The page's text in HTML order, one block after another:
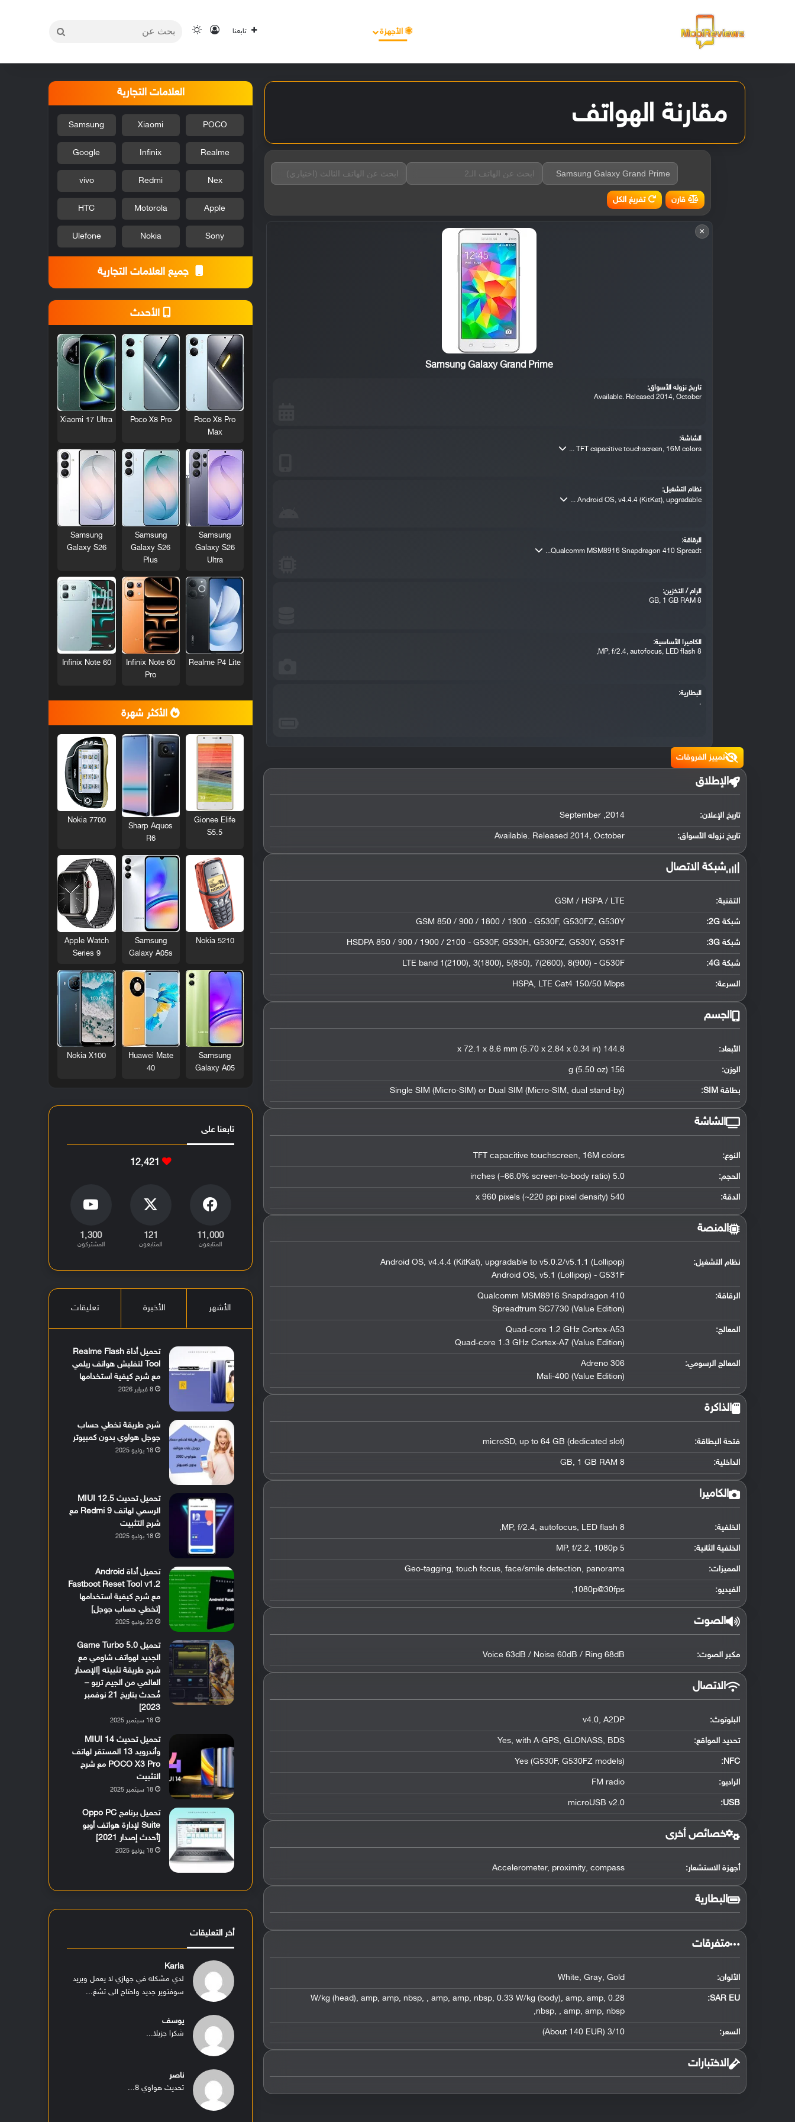
الأجهزة تابعنا تسجيل الدخول
الوضع المظلم
مقارنة الهواتف
قارن تفريغ الكل
×
Samsung Galaxy Grand Prime
تاريخ نزوله الأسواق:
Available. Released 2014, October
الشاشة:
TFT capacitive touchscreen, 16M colors ...
نظام التشغيل:
Android OS, v4.4.4 (KitKat), upgradable ...
الرقاقة:
Qualcomm MSM8916 Snapdragon 410 Spreadt...
الرام / التخزين:
8 GB, 1 GB RAM
الكاميرا الأساسية:
8 MP, f/2.4, autofocus, LED flash,
البطارية:
،
تمييز الفروقات
الإطلاق
تاريخ الإعلان: 2014
,
September
تاريخ نزوله الأسواق: Available. Released 2014, October
شبكة الاتصال
التقنية: GSM / HSPA / LTE
شبكة 2G: GSM 850 / 900 / 1800 / 1900 - G530F, G530FZ, G530Y
شبكة 3G :
HSDPA 850 / 900 / 1900 / 2100 - G530F, G530H, G530FZ, G530Y, G531F
شبكة 4G :
LTE band 1(2100), 3(1800), 5(850), 7(2600), 8(900) - G530F
السرعة: HSPA, LTE Cat4 150/50 Mbps
الجسم
الأبعاد: 144.8 x 72.1 x 8.6 mm (5.70 x 2.84 x 0.34 in)
الوزن: 156 g (5.50 oz)
بطاقة SIM: Single SIM (Micro-SIM) or Dual SIM (Micro-SIM, dual stand-by)
الشاشة
النوع: TFT capacitive touchscreen, 16M colors
الحجم: 5.0 inches (~66.0% screen-to-body ratio)
الدقة: 540 x 960 pixels (~220 ppi pixel density)
المنصة
نظام التشغيل:
Android OS, v4.4.4 (KitKat), upgradable to v5.0.2/v5.1.1 (Lollipop)
Android OS, v5.1 (Lollipop) - G531F
الرقاقة:
Qualcomm MSM8916 Snapdragon 410
Spreadtrum SC7730 (Value Edition)
المعالج:
Quad-core 1.2 GHz Cortex-A53
Quad-core 1.3 GHz Cortex-A7 (Value Edition)
المعالج الرسومي:
Adreno 306
Mali-400 (Value Edition)
الذاكرة
فتحة البطاقة: microSD, up to 64 GB (dedicated slot)
الداخلية: 8 GB
, 1 GB RAM
الكاميرا
الخلفية: 8 MP
, f/2.4, autofocus, LED flash
,
الخلفية الثانية: 5 MP
, f/2.2, 1080p
المميزات: Geo-tagging, touch focus, face/smile detection, panorama
الفيديو: 1080p@30fps
,
الصوت
مكبر الصوت: Voice 63dB / Noise 60dB / Ring 68dB
الاتصال
البلوتوث:
v4.0, A2DP
تحديد المواقع:
Yes, with A-GPS, GLONASS, BDS
NFC
:
Yes (G530F, G530FZ models)
الراديو: FM radio
USB
:
microUSB v2.0
خصائص أخرى
أجهزة الاستشعار: Accelerometer, proximity, compass
البطارية
متفرقات
الألوان: White, Gray, Gold
SAR EU:
0.28 W/kg (head)
, amp, amp, nbsp, , amp, amp, nbsp, 0.33 W/kg (body), amp, amp,
nbsp, , amp, amp, nbsp
,
السعر: 3/10 (About 140 EUR)
الاختبارات
العلامات التجارية
POCO
Xiaomi
Samsung
Realme
Infinix
Google
Nex
Redmi
vivo
Apple
Motorola
HTC
Sony
Nokia
Ulefone
جميع العلامات التجارية
الأحدث
Poco X8 Pro
Max
Poco X8 Pro
Xiaomi 17 Ultra
Samsung
Galaxy S26
Ultra
Samsung
Galaxy S26
Plus
Samsung
Galaxy S26
Realme P4 Lite
Infinix Note 60
Pro
Infinix Note 60
الأكثر شهرة
Gionee Elife
S5.5
Sharp Aquos
R6
Nokia 7700
Nokia 5210
Samsung
Galaxy A05s
Apple Watch
Series 9
Samsung
Galaxy A05
Huawei Mate
40
Nokia X100
تابعنا على
12٬421
11٬000
المتابعون
121
المتابعون
1٬300
المشتركون
الأشهر الأخيرة تعليقات
تحميل أداة Realme Flash
Tool لتفليش هواتف ريلمي
مع شرح كيفية استخدامها
8 فبراير 2026
شرح طريقة تخطي حساب
جوجل هواوي بدون كمبيوتر
18 يوليو 2025
تحميل تحديث MIUI 12.5
الرسمي لهاتف Redmi 9 مع
شرح التثبيت
18 يوليو 2025
تحميل أداة Android
Fastboot Reset Tool v1.2
مع شرح كيفية استخدامها
[تخطي حساب جوجل]
22 يوليو 2025
تحميل Game Turbo 5.0
الجديد لهواتف شاومي مع
شرح طريقة تثبيته [الإصدار
العالمي من الجيم تربو –
مُحدث بتاريخ 21 نوفمبر
2023]
18 سبتمبر 2025
تحميل تحديث MIUI 14
وأندرويد 13 المستقر لهاتف
POCO X3 Pro مع شرح
التثبيت
18 سبتمبر 2025
تحميل برنامج Oppo PC
Suite لإدارة هواتف أوبو
[أحدث إصدار 2021]
18 يوليو 2025
أخر التعليقات
Karla
لدي مشكله في جهازي لا يعمل ويريد
سوفتوير جديد واحتاج الى تشغ...
يوسف
شكرا جزيلا...
ناصر
تحديث هواوي 8...